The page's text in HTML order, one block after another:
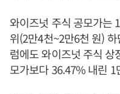
와이즈넛 주식 공모가는
위(2만4천~2만6천 원)
럼에도 와이즈넛 주식
모가보다 36.47% 내린